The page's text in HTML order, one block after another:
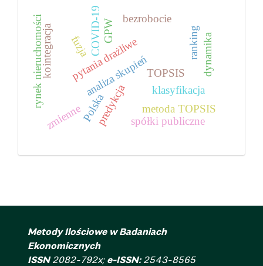
analiza skupień
ranking
pytania drażliwe
klasyfikacja
metoda TOPSIS
predykcja
GPW
spółki publiczne
bezrobocie
TOPSIS
Polska
COVID-19
rynek nieruchomościkointegracja fuzja
zmienne
dynamika
Metody Ilościowe w Badaniach
Ekonomicznych
ISSN2082-792x; e-ISSN: 2543-8565